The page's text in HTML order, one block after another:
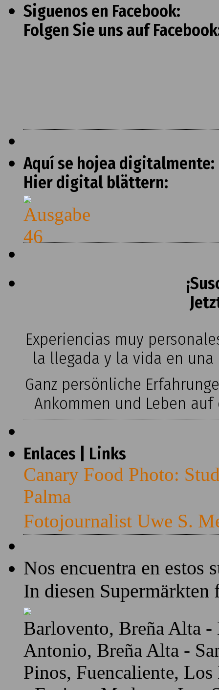
Siguenos en Facebook:
Folgen Sie uns auf
Aquí se hojea digitalmente:
Hier digital blättern:
Experiencias muy
la llegada y la vida en
Ganz persönliche
Ankommen und Leben
Enlaces | Links
Canary Food Photo:
Palma
Fotojournalist Uwe S.
Nos encuentra en estos
In diesen Supermärkten
Barlovento, Breña Alta
Antonio, Breña Alta -
Pinos, Fuencaliente,